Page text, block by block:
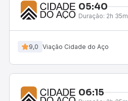
05:40
Duração: 2h 35m
9,0 Viação Cidade do Aço
06:15